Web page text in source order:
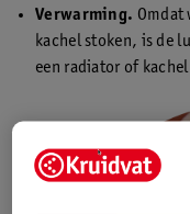
Verwarming. Omdat
kachel stoken, is de
een radiator of